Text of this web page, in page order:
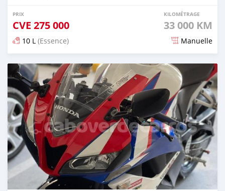
PRIX
CVE 275 000
KILOMÉTRAGE
33 000 KM
10 L (Essence) Manuelle
Publié il y a presque 2 ans